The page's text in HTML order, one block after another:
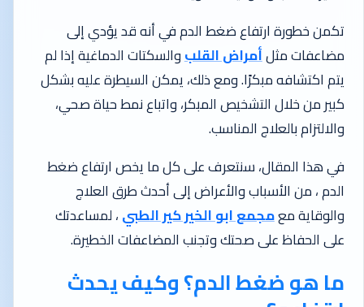
تكمن خطورة ارتفاع ضغط الدم في أنه قد يؤدي إلى
مضاعفات مثلأمراض القلبوالسكتات الدماغية إذا لم
يتم اكتشافه مبكرًا. ومع ذلك، يمكن السيطرة عليه بشكل
كبير من خلال التشخيص المبكر، واتباع نمط حياة صحي،
والالتزام بالعلاج المناسب.
في هذا المقال، سنتعرف على كل ما يخص ارتفاع ضغط
الدم ، من الأسباب والأعراض إلى أحدث طرق العلاج
والوقاية معمجمع ابو الخير كير الطبي، لمساعدتك
على الحفاظ على صحتك وتجنب المضاعفات الخطيرة.
ما هو ضغط الدم؟ وكيف يحدث